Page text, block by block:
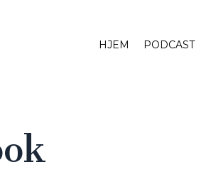
HJEM PODCAST